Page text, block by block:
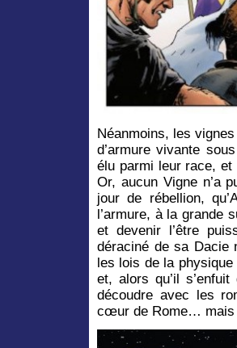
Néanmoins, les
d’armure vivante
élu parmi leur race,
Or, aucun Vigne n’a
jour de rébellion,
l’armure, à la
et devenir l’être
déraciné de sa Dacie
les lois de la
et, alors qu’il
découdre avec les
cœur de Rome… mais